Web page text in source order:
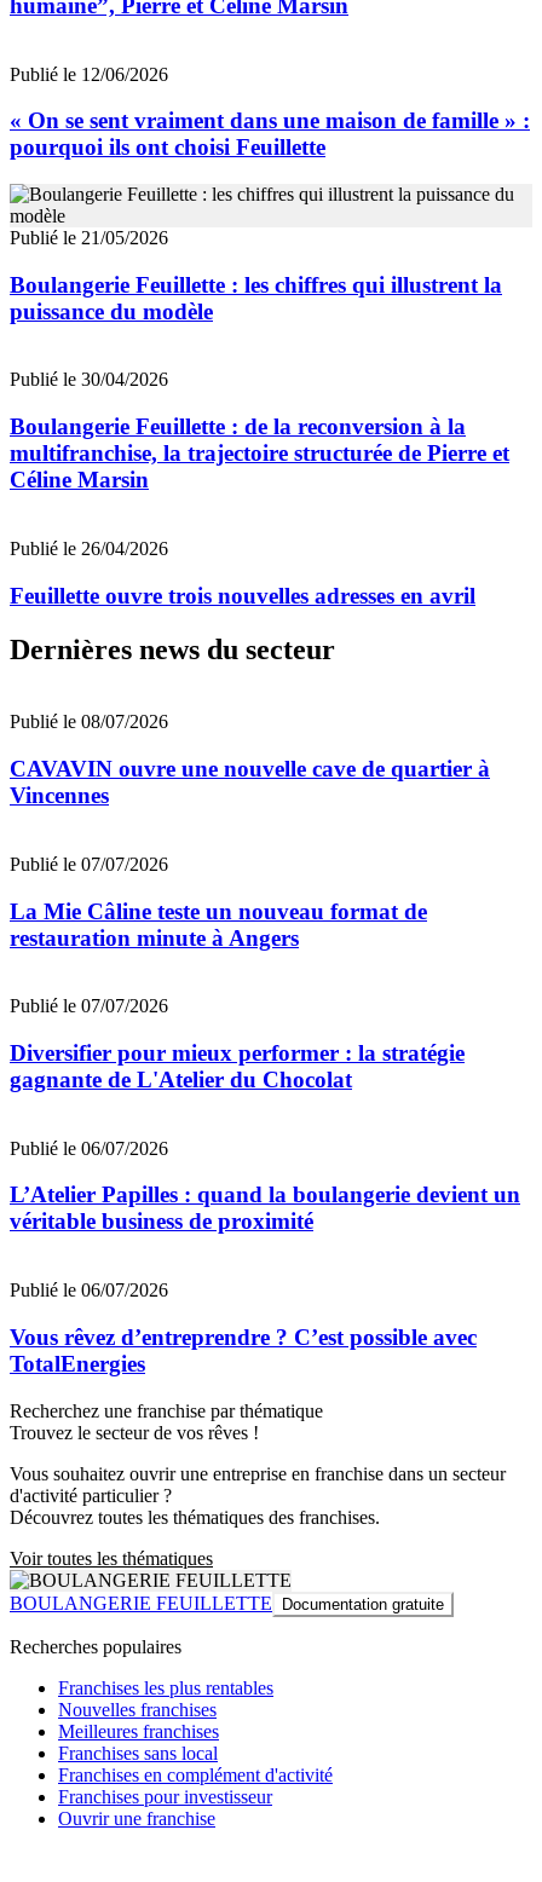
humaine”, Pierre et Céline Marsin
Publié le 12/06/2026
« On se sent vraiment dans une maison de famille » :
pourquoi ils ont choisi Feuillette
Publié le 21/05/2026
Boulangerie Feuillette : les chiffres qui illustrent la
puissance du modèle
Publié le 30/04/2026
Boulangerie Feuillette : de la reconversion à la
multifranchise, la trajectoire structurée de Pierre et
Céline Marsin
Publié le 26/04/2026
Feuillette ouvre trois nouvelles adresses en avril
Dernières news du secteur
Publié le 08/07/2026
CAVAVIN ouvre une nouvelle cave de quartier à
Vincennes
Publié le 07/07/2026
La Mie Câline teste un nouveau format de
restauration minute à Angers
Publié le 07/07/2026
Diversifier pour mieux performer : la stratégie
gagnante de L'Atelier du Chocolat
Publié le 06/07/2026
L’Atelier Papilles : quand la boulangerie devient un
véritable business de proximité
Publié le 06/07/2026
Vous rêvez d’entreprendre ? C’est possible avec
TotalEnergies
Recherchez une franchise par thématique
Trouvez le secteur de vos rêves !
Vous souhaitez ouvrir une entreprise en franchise dans un secteur
d'activité particulier ?
Découvrez toutes les thématiques des franchises.
Voir toutes les thématiques
BOULANGERIE FEUILLETTE Documentation gratuite
Recherches populaires
Franchises les plus rentables
Nouvelles franchises
Meilleures franchises
Franchises sans local
Franchises en complément d'activité
Franchises pour investisseur
Ouvrir une franchise